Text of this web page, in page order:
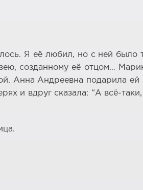
Я её любил, но с ней было
созданному её отцом…
Анна Андреевна подарила
и вдруг сказала: “А всё-